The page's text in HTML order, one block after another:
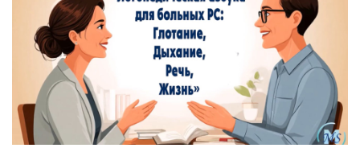
Республика Бурятия
Республика Карелия
Республика Калмыкия
Республика Хакасия
Ростовская область
г. Санкт-Петербург